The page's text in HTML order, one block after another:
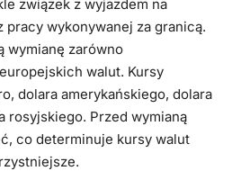
związek z wyjazdem na
wykonywanej za granicą.
wymianę zarówno
walut. Kursy
dolara amerykańskiego, dolara
rosyjskiego. Przed wymianą
co determinuje kursy walut